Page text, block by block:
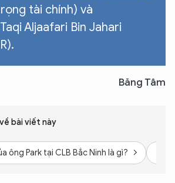
tài chính) và
Aljaafari Bin Jahari
Băng Tâm
bài viết này
ông Park tại CLB Bắc Ninh là gì?